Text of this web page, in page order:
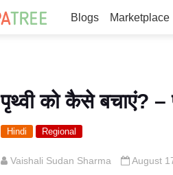
Blogs Marketplace
पृथ्वी को कैसे बचाएं?
Hindi Regional
Vaishali Sudan Sharma August